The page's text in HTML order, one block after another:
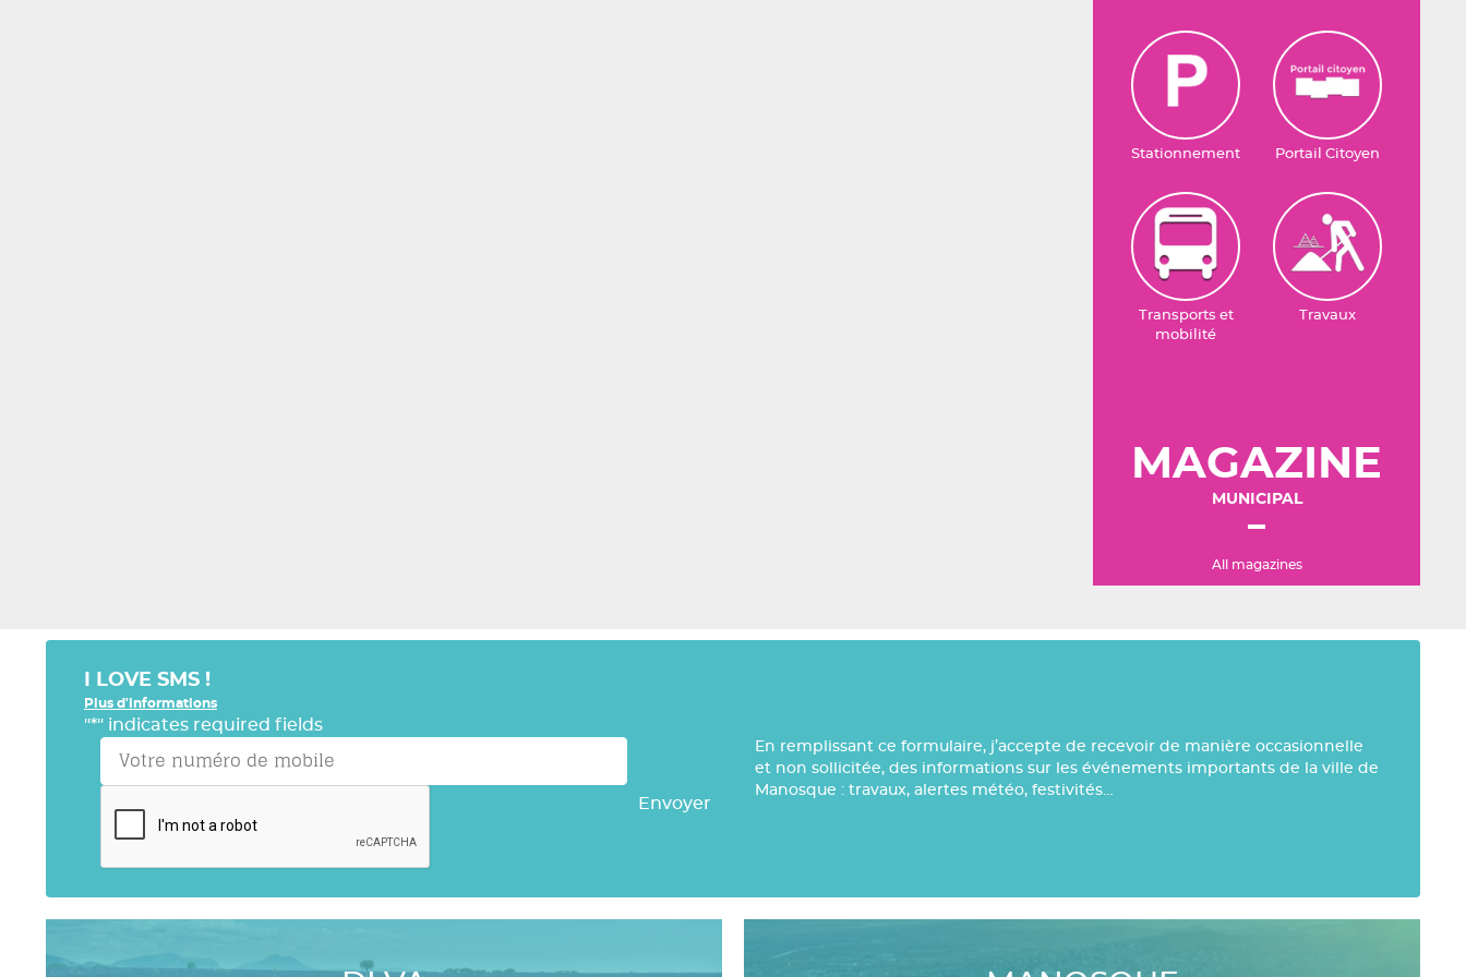
Stationnement Portail Citoyen
Transports et
mobilité
Travaux
MAGAZINE
MUNICIPAL
All magazines
I LOVE SMS !
Plus d'informations
"*" indicates required fields
Envoyer
En remplissant ce formulaire, j’accepte de recevoir de manière occasionnelle
et non sollicitée, des informations sur les événements importants de la ville de
Manosque : travaux, alertes météo, festivités…